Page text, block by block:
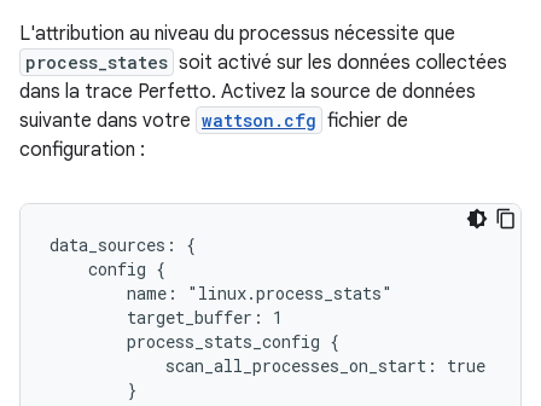
L'attribution au niveau du processus nécessite que
process_states soit activé sur les données collectées
dans la trace Perfetto. Activez la source de données
suivante dans votre wattson.cfg fichier de
configuration :
data_sources: {
    config {
        name: "linux.process_stats"
        target_buffer: 1
        process_stats_config {
            scan_all_processes_on_start: true
        }